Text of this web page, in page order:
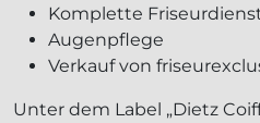
Komplette
Augenpflege
Verkauf von
Unter dem Label „Dietz